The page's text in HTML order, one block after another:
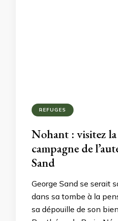
REFUGES
Nohant : visitez
campagne de
Sand
George Sand se serait
dans sa tombe à la
sa dépouille de son